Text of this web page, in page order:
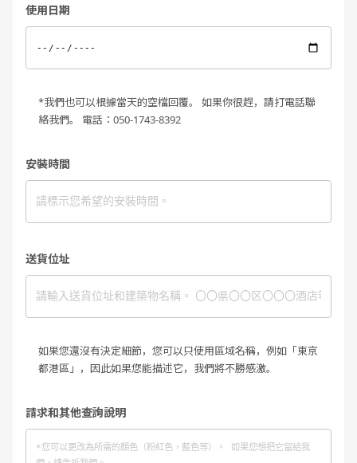
使用日期
*我們也可以根據當天的空檔回覆。 如果你很趕，請打電話聯
絡我們。 電話：050-1743-8392
安裝時間
送貨位址
如果您還沒有決定細節，您可以只使用區域名稱，例如「東京
都港區」，因此如果您能描述它，我們將不勝感激。
請求和其他查詢說明